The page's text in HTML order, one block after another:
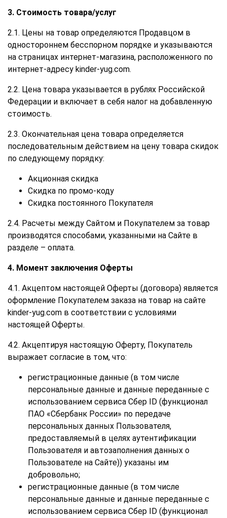
3. Стоимость товара/услуг
2.1. Цены на товар определяются Продавцом в
одностороннем бесспорном порядке и указываются
на страницах интернет-магазина, расположенного по
интернет-адресу kinder-yug.com.
2.2. Цена товара указывается в рублях Российской
Федерации и включает в себя налог на добавленную
стоимость.
2.3. Окончательная цена товара определяется
последовательным действием на цену товара скидок
по следующему порядку:
Акционная скидка
Скидка по промо-коду
Скидка постоянного Покупателя
2.4. Расчеты между Сайтом и Покупателем за товар
производятся способами, указанными на Сайте в
разделе – оплата.
4. Момент заключения Оферты
4.1. Акцептом настоящей Оферты (договора) является
оформление Покупателем заказа на товар на сайте
kinder-yug.com в соответствии с условиями
настоящей Оферты.
4.2. Акцептируя настоящую Оферту, Покупатель
выражает согласие в том, что:
регистрационные данные (в том числе
персональные данные и данные переданные с
использованием сервиса Сбер ID (функционал
ПАО «Сбербанк России» по передаче
персональных данных Пользователя,
предоставляемый в целях аутентификации
Пользователя и автозаполнения данных о
Пользователе на Сайте)) указаны им
добровольно;
регистрационные данные (в том числе
персональные данные и данные переданные с
использованием сервиса Сбер ID (функционал